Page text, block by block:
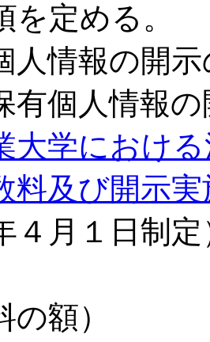
を定める。
情報の開示
有個人情報
大学におけ
料及び開示
４月１日制
額）